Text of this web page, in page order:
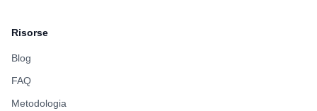
Risorse
Blog
FAQ
Metodologia